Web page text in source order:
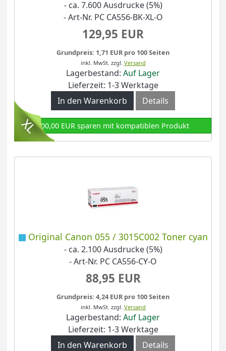
- ca. 7.600 Ausdrucke (5%)
- Art-Nr. PC CA556-BK-XL-O
129,95 EUR
Grundpreis: 1,71 EUR pro 100 Seiten
inkl. MwSt. zzgl. Versand
Lagerbestand: Auf Lager
Lieferzeit: 1-3 Werktage
In den Warenkorb
Details
100,00 EUR sparen mit kompatiblen Produkt
Original Canon 055 / 3015C002 Toner cyan
- ca. 2.100 Ausdrucke (5%)
- Art-Nr. PC CA556-CY-O
88,95 EUR
Grundpreis: 4,24 EUR pro 100 Seiten
inkl. MwSt. zzgl. Versand
Lagerbestand: Auf Lager
Lieferzeit: 1-3 Werktage
In den Warenkorb
Details